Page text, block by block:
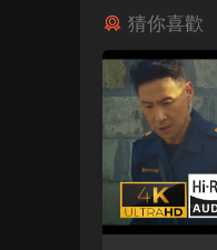
猜你喜歡